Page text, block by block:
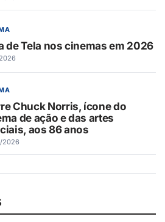
de Tela nos cinemas em 2026
Chuck Norris, ícone do
de ação e das artes
aos 86 anos
2026